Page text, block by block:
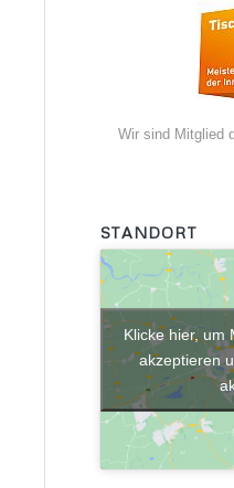
Wir sind Mitglied
STANDORT
Klicke hier, um
akzeptieren